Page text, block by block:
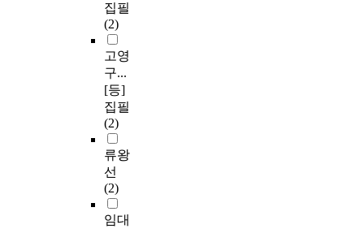
집필
(2)
고영
구...
[등]
집필
(2)
류왕
선
(2)
임대